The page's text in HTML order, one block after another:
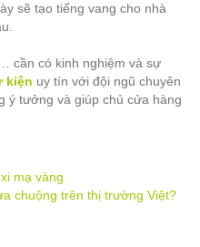
sẽ tạo tiếng vang cho nhà
cần có kinh nghiệm và sự
kiện uy tín với đội ngũ chuyên
ý tưởng và giúp chủ cửa hàng
mạ vàng
chuộng trên thị trường Việt?